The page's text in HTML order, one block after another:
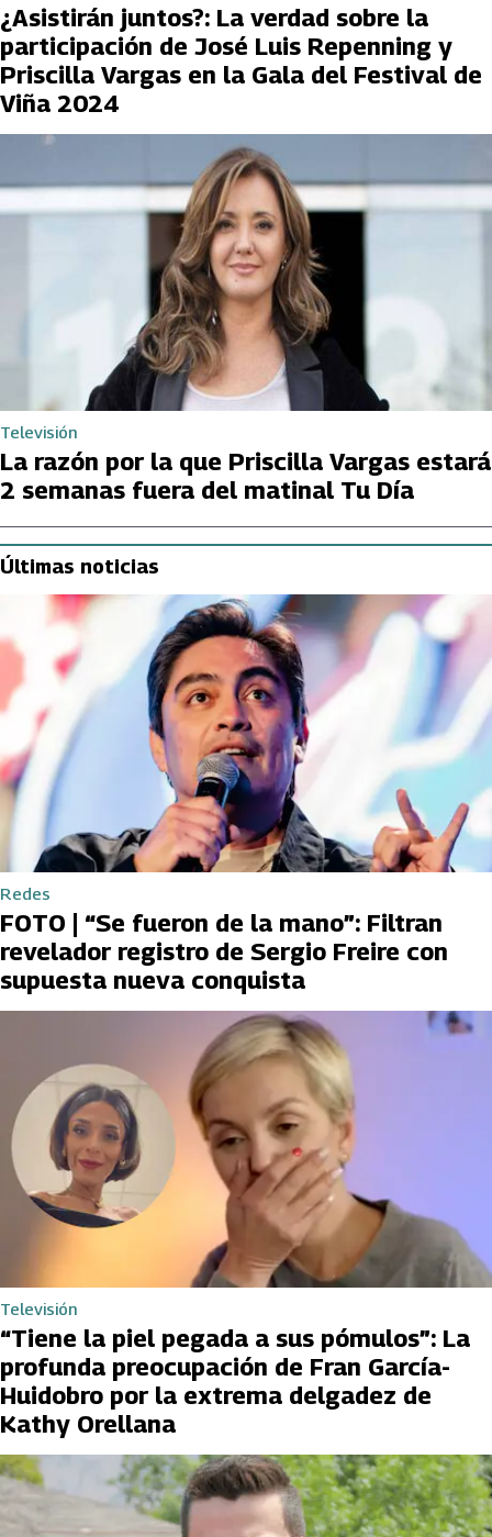
¿Asistirán juntos?: La verdad sobre la
participación de José Luis Repenning y
Priscilla Vargas en la Gala del Festival de
Viña 2024
Televisión
La razón por la que Priscilla Vargas estará
2 semanas fuera del matinal Tu Día
Últimas noticias
Redes
FOTO | “Se fueron de la mano”: Filtran
revelador registro de Sergio Freire con
supuesta nueva conquista
Televisión
“Tiene la piel pegada a sus pómulos”: La
profunda preocupación de Fran García-
Huidobro por la extrema delgadez de
Kathy Orellana